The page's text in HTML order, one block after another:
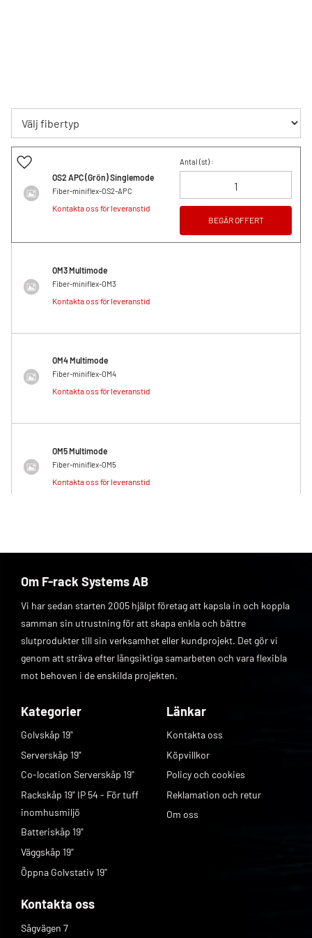
OS2 APC (Grön) Singlemode
Fiber-miniflex-OS2-APC
Kontakta oss för leveranstid
Antal (st) :
BEGÄR OFFERT
Lägg till i favoriter
OM3 Multimode
Fiber-miniflex-OM3
Kontakta oss för leveranstid
OM4 Multimode
Fiber-miniflex-OM4
Kontakta oss för leveranstid
OM5 Multimode
Fiber-miniflex-OM5
Kontakta oss för leveranstid
Om F-rack Systems AB
Vi har sedan starten 2005 hjälpt företag att kapsla in och koppla
samman sin utrustning för att skapa enkla och bättre
slutprodukter till sin verksamhet eller kundprojekt. Det gör vi
genom att sträva efter långsiktiga samarbeten och vara flexibla
mot behoven i de enskilda projekten.
Kategorier
Golvskåp 19"
Serverskåp 19"
Co-location Serverskåp 19"
Rackskåp 19" IP 54 - För tuff
inomhusmiljö
Batteriskåp 19"
Väggskåp 19"
Öppna Golvstativ 19"
Länkar
Kontakta oss
Köpvillkor
Policy och cookies
Reklamation och retur
Om oss
Kontakta oss
Sågvägen 7